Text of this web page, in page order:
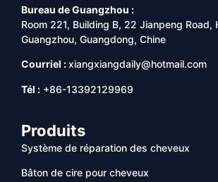
Bureau de Guangzhou :
Room 221, Building B, 22 Jianpeng Road,
Guangzhou, Guangdong, Chine
Courriel :xiangxiangdaily@hotmail.com
Tél : +86-13392129969
Produits
Système de réparation des cheveux
Bâton de cire pour cheveux